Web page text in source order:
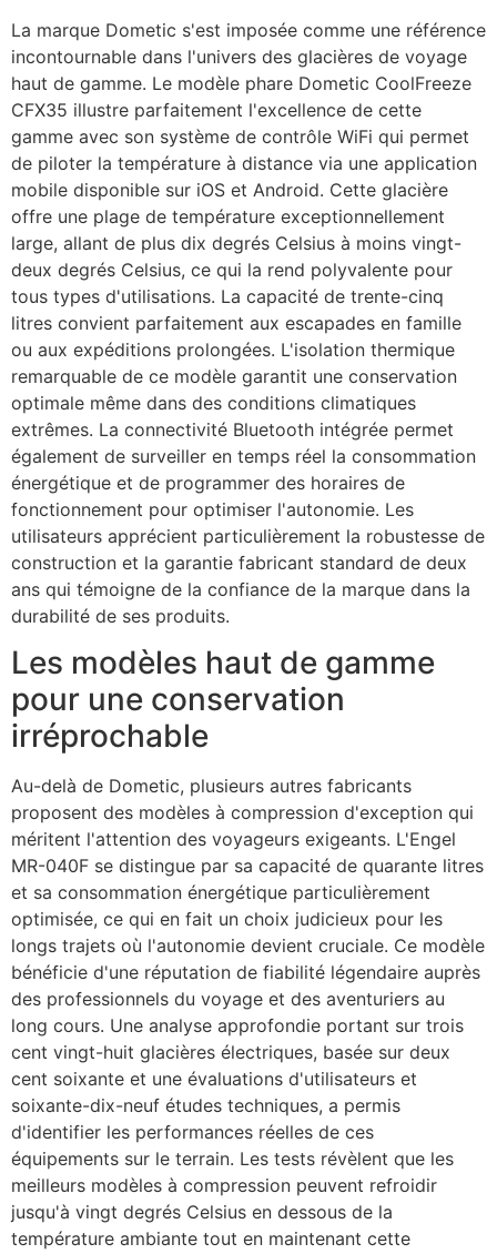
La marque Dometic s'est imposée comme une référence
incontournable dans l'univers des glacières de voyage
haut de gamme. Le modèle phare Dometic CoolFreeze
CFX35 illustre parfaitement l'excellence de cette
gamme avec son système de contrôle WiFi qui permet
de piloter la température à distance via une application
mobile disponible sur iOS et Android. Cette glacière
offre une plage de température exceptionnellement
large, allant de plus dix degrés Celsius à moins vingt-
deux degrés Celsius, ce qui la rend polyvalente pour
tous types d'utilisations. La capacité de trente-cinq
litres convient parfaitement aux escapades en famille
ou aux expéditions prolongées. L'isolation thermique
remarquable de ce modèle garantit une conservation
optimale même dans des conditions climatiques
extrêmes. La connectivité Bluetooth intégrée permet
également de surveiller en temps réel la consommation
énergétique et de programmer des horaires de
fonctionnement pour optimiser l'autonomie. Les
utilisateurs apprécient particulièrement la robustesse de
construction et la garantie fabricant standard de deux
ans qui témoigne de la confiance de la marque dans la
durabilité de ses produits.
Les modèles haut de gamme
pour une conservation
irréprochable
Au-delà de Dometic, plusieurs autres fabricants
proposent des modèles à compression d'exception qui
méritent l'attention des voyageurs exigeants. L'Engel
MR-040F se distingue par sa capacité de quarante litres
et sa consommation énergétique particulièrement
optimisée, ce qui en fait un choix judicieux pour les
longs trajets où l'autonomie devient cruciale. Ce modèle
bénéficie d'une réputation de fiabilité légendaire auprès
des professionnels du voyage et des aventuriers au
long cours. Une analyse approfondie portant sur trois
cent vingt-huit glacières électriques, basée sur deux
cent soixante et une évaluations d'utilisateurs et
soixante-dix-neuf études techniques, a permis
d'identifier les performances réelles de ces
équipements sur le terrain. Les tests révèlent que les
meilleurs modèles à compression peuvent refroidir
jusqu'à vingt degrés Celsius en dessous de la
température ambiante tout en maintenant cette